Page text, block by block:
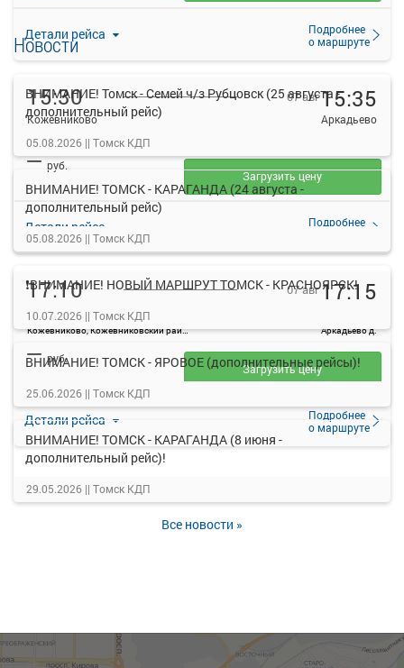
Детали рейса
Подробнее
о маршруте
15:30
Кожевниково
07 авг15:35
Аркадьево
Детали рейса
Подробнее
— руб.
Загрузить цену
17:10
Кожевниково
Кожевниково, Кожевниковский район с.
07 авг 17:15
Аркадьево д.
Детали рейса
Подробнее
о маршруте
— руб.
Загрузить цену
Новости
ВНИМАНИЕ! Томск - Семей ч/з Рубцовск (25 августа -
дополнительный рейс)
05.08.2026 || Томск КДП
ВНИМАНИЕ! ТОМСК - КАРАГАНДА (24 августа -
дополнительный рейс)
05.08.2026 || Томск КДП
❗ВНИМАНИЕ! НОВЫЙ МАРШРУТ ТОМСК - КРАСНОЯРСК!
10.07.2026 || Томск КДП
ВНИМАНИЕ! ТОМСК - ЯРОВОЕ (дополнительные рейсы)!
25.06.2026 || Томск КДП
ВНИМАНИЕ! ТОМСК - КАРАГАНДА (8 июня -
дополнительный рейс)!
29.05.2026 || Томск КДП
Все новости »